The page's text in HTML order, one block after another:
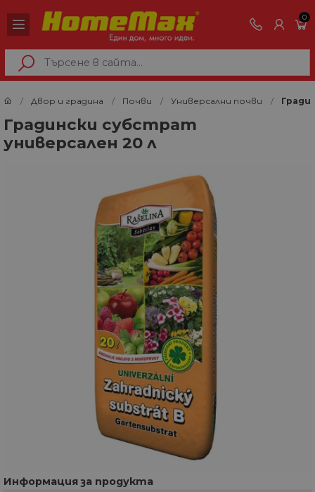
0
Двор и градина Почви Универсални почви
Градински субстрат
универсален 20 л
Информация за продукта